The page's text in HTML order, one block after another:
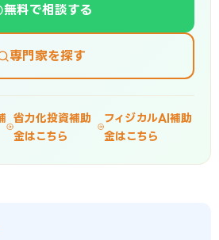
無料で相談する
専門家を探す
省力化投資補助
金はこちら
フィジカルAI補助
金はこちら